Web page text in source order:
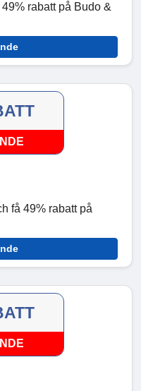
rabatt på Budo &
få 49% rabatt på